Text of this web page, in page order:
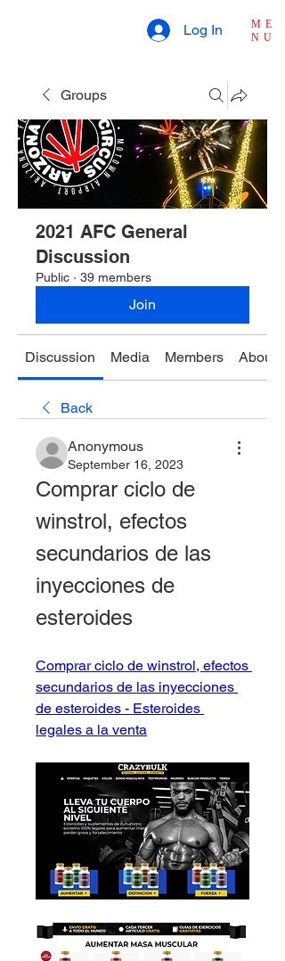
ME
NU
Log In
Groups
2021 AFC General
Discussion
Public · 39 members
Join
Discussion Media Members About
Back
Anonymous
September 16, 2023
Comprar ciclo de
winstrol, efectos
secundarios de las
inyecciones de
esteroides
Comprar ciclo de winstrol, efectos
secundarios de las inyecciones
de esteroides - Esteroides
legales a la venta